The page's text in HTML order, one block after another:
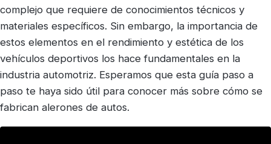
complejo que requiere de conocimientos técnicos y
materiales específicos. Sin embargo, la importancia de
estos elementos en el rendimiento y estética de los
vehículos deportivos los hace fundamentales en la
industria automotriz. Esperamos que esta guía paso a
paso te haya sido útil para conocer más sobre cómo se
fabrican alerones de autos.